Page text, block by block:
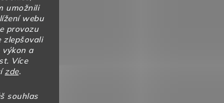
umožnili
webu
provozu
zlepšovali
výkon a
Více
zde.
souhlas